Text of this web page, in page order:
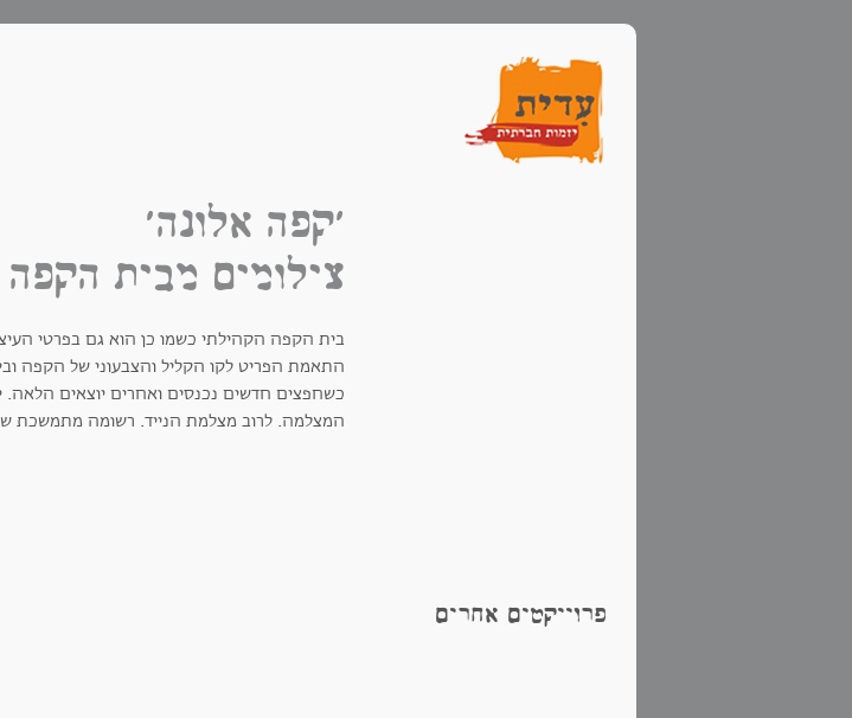
פרוייקטים אחרים
'קפה אלונה'
צילומים מבית הקפה
בית הקפה הקהילתי כשמו כן הוא גם בפרטי
התאמת הפריט לקו הקליל והצבעוני של הקפה
כשחפצים חדשים נכנסים ואחרים יוצאים הלאה.
המצלמה. לרוב מצלמת הנייד. רשומה מתמשכת